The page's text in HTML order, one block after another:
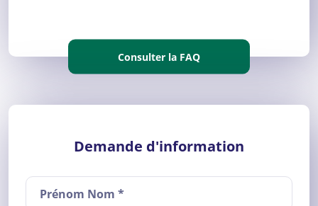
Consulter la FAQ
Demande d'information